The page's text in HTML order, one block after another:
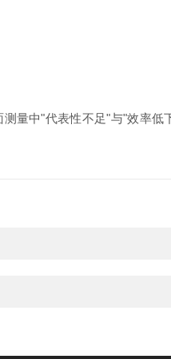
量中"代表性不足"与"效率低